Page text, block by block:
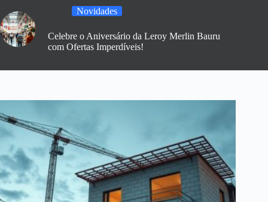
Novidades
Celebre o Aniversário da Leroy Merlin Bauru
com Ofertas Imperdíveis!